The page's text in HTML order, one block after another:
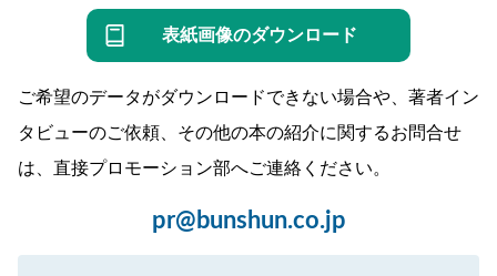
表紙画像のダウンロード
ご希望のデータがダウンロードできない場合や、著者イン
タビューのご依頼、その他の本の紹介に関するお問合せ
は、直接プロモーション部へご連絡ください。
pr@bunshun.co.jp